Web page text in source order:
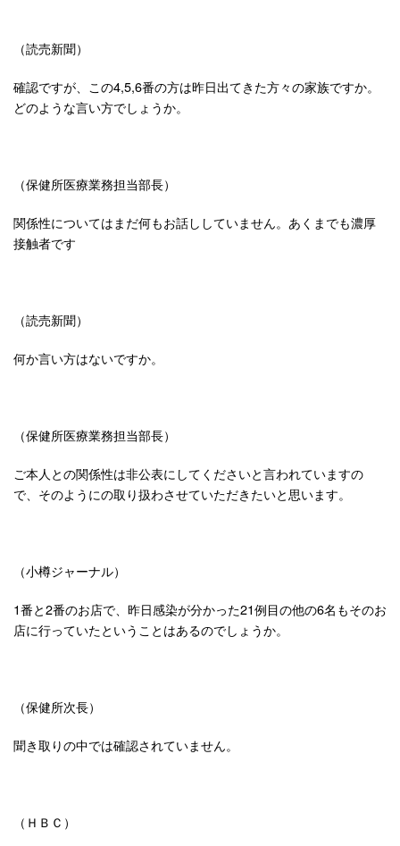
（読売新聞）
確認ですが、この4,5,6番の方は昨日出てきた方々の家族ですか。
どのような言い方でしょうか。
（保健所医療業務担当部長）
関係性についてはまだ何もお話ししていません。あくまでも濃厚
接触者です
（読売新聞）
何か言い方はないですか。
（保健所医療業務担当部長）
ご本人との関係性は非公表にしてくださいと言われていますの
で、そのようにの取り扱わさせていただきたいと思います。
（小樽ジャーナル）
1番と2番のお店で、昨日感染が分かった21例目の他の6名もそのお
店に行っていたということはあるのでしょうか。
（保健所次長）
聞き取りの中では確認されていません。
（ＨＢＣ）